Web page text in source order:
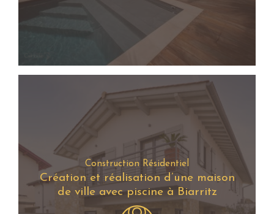
Construction Résidentiel
Création et réalisation d’une maison
de ville avec piscine à Biarritz